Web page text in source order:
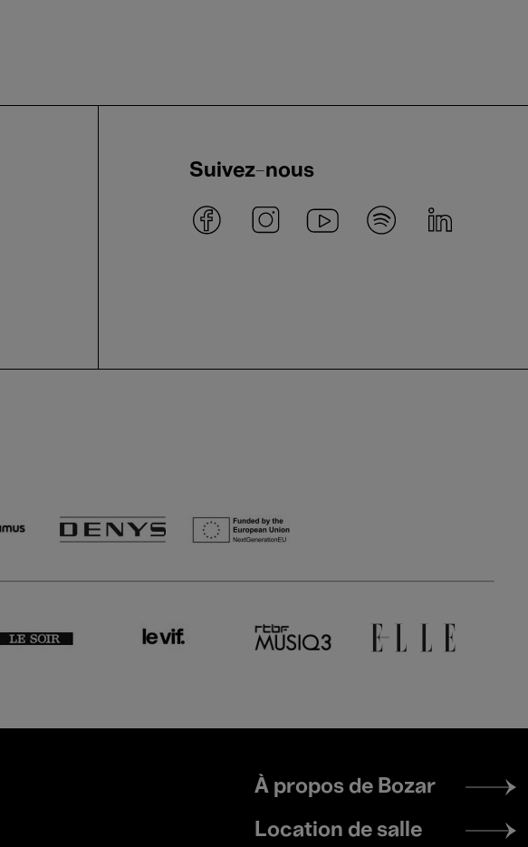
Suivez-nous
Footer
menu
À propos de Bozar
Location de salle